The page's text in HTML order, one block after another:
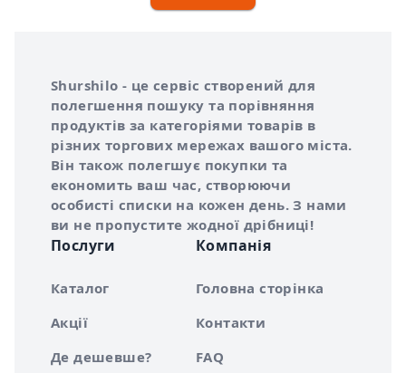
Про сервіс Shurshilo
Shurshilo - це сервіс створений для
полегшення пошуку та порівняння
продуктів за категоріями товарів в
різних торгових мережах вашого міста.
Він також полегшує покупки та
економить ваш час, створюючи
особисті списки на кожен день. З нами
ви не пропустите жодної дрібниці!
Послуги
Каталог
Акції
Де дешевше?
Компанія
Головна сторінка
Контакти
FAQ